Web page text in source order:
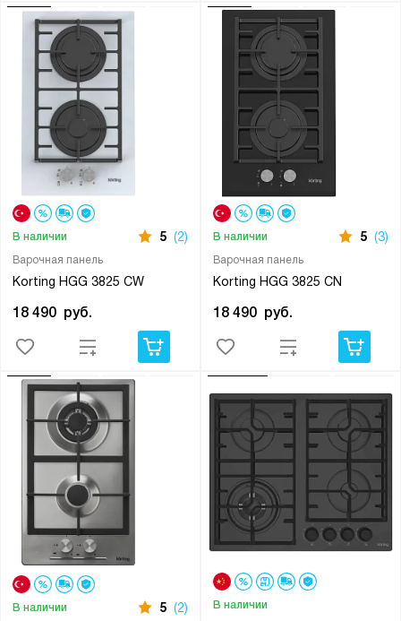
Варочная панель
Korting HGG 3825 CW
В наличии 5 (2)
18 490 руб.
Варочная панель
Korting HGG 3825 CN
В наличии 5 (3)
18 490 руб.
В наличии 5 (2) В наличии